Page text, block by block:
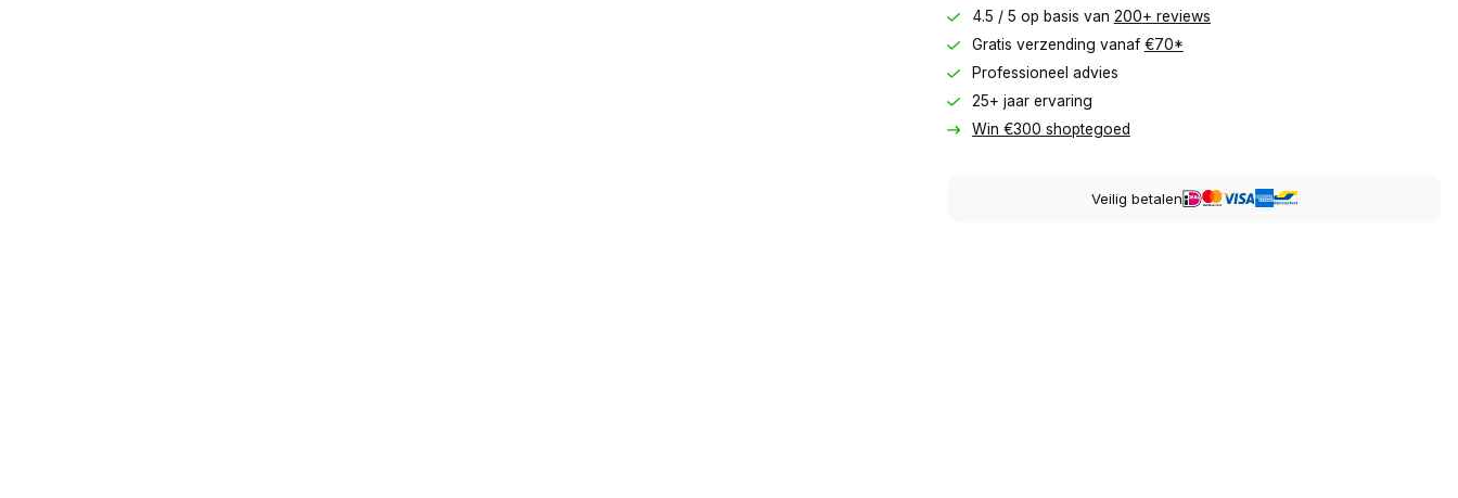
4.5 / 5 op basis van 200+ reviews
Gratis verzending vanaf €70*
Professioneel advies
25+ jaar ervaring
Win €300 shoptegoed
Veilig betalen